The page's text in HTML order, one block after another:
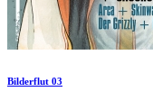
Bilderflut 03